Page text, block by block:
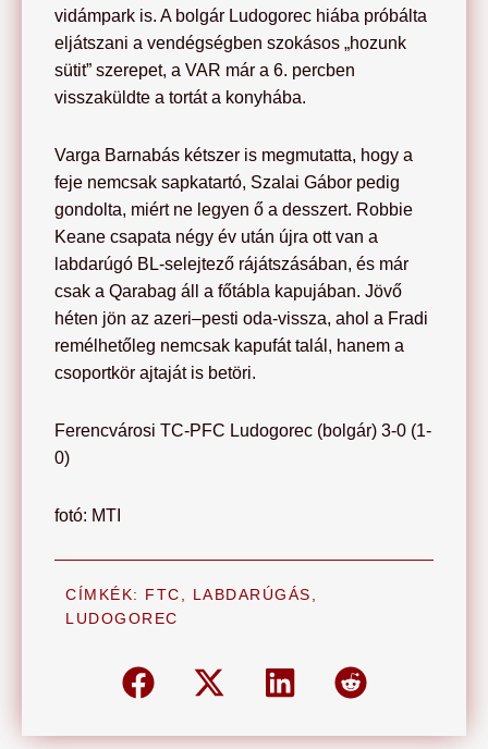
vidámpark is. A bolgár Ludogorec hiába próbálta
eljátszani a vendégségben szokásos „hozunk
sütit” szerepet, a VAR már a 6. percben
visszaküldte a tortát a konyhába.
Varga Barnabás kétszer is megmutatta, hogy a
feje nemcsak sapkatartó, Szalai Gábor pedig
gondolta, miért ne legyen ő a desszert. Robbie
Keane csapata négy év után újra ott van a
labdarúgó BL-selejtező rájátszásában, és már
csak a Qarabag áll a főtábla kapujában. Jövő
héten jön az azeri–pesti oda-vissza, ahol a Fradi
remélhetőleg nemcsak kapufát talál, hanem a
csoportkör ajtaját is betöri.
Ferencvárosi TC-PFC Ludogorec (bolgár) 3-0 (1-
0)
fotó: MTI
CÍMKÉK: FTC LABDARÚGÁS
LUDOGOREC